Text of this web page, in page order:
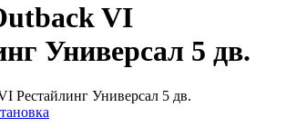
VI
Универсал 5 дв.